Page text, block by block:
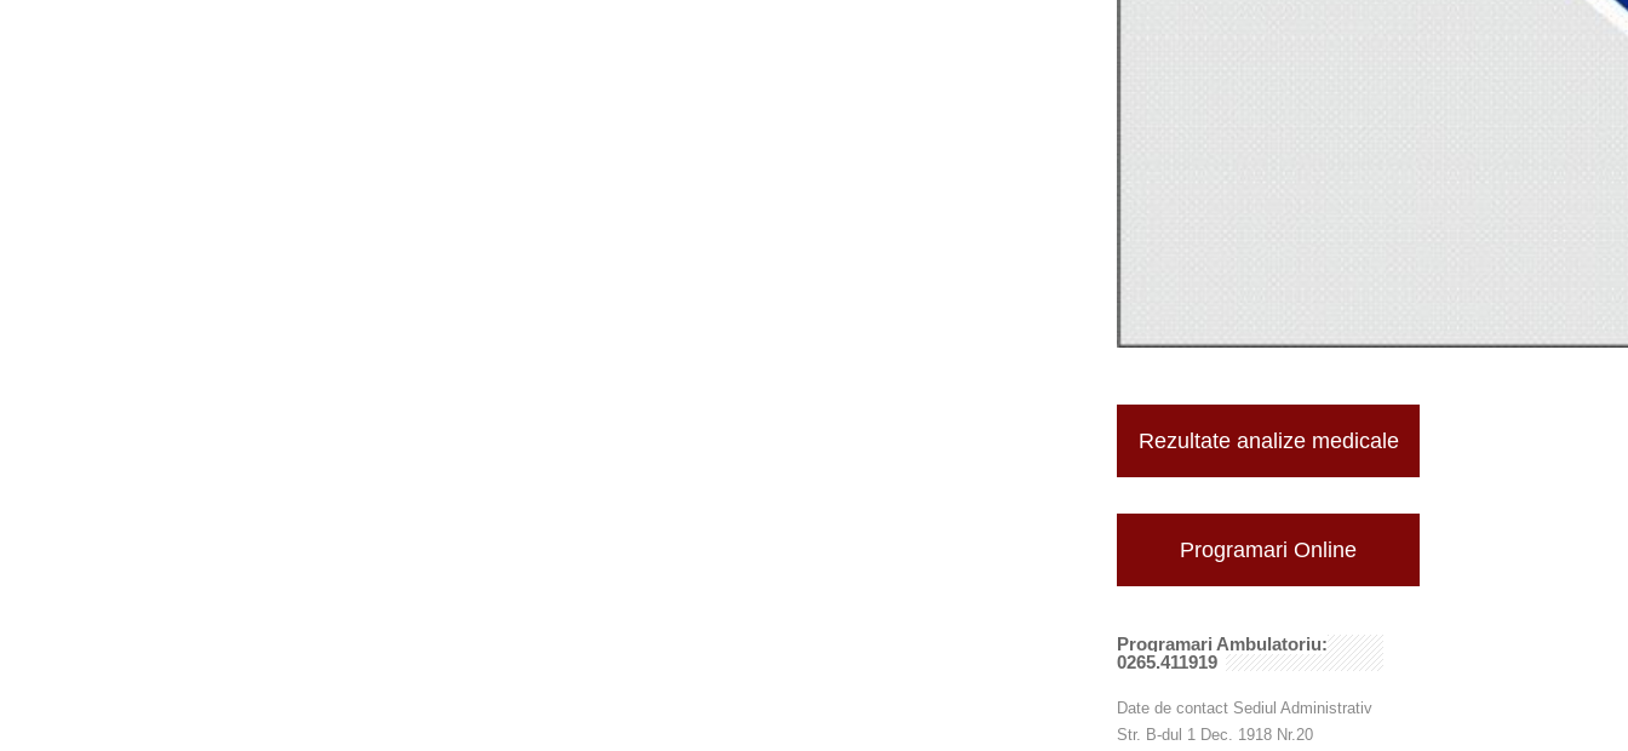
Rezultate analize medicale
Programari Online
Programari Ambulatoriu:
0265.411919
Date de contact Sediul Administrativ
Str. B-dul 1 Dec. 1918 Nr.20